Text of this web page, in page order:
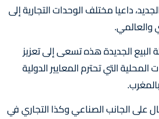
داعيا مختلف الوحدات التجارية إلى
والعالمي.
مهدي بنغانم، إن نقطة البيع الجديدة هذه تسعى إلى تعزيز
التي تحترم المعايير الدولية
على الجانب الصناعي وكذا التجاري في